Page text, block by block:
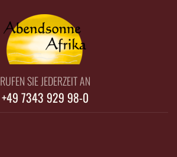
RUFEN SIE JEDERZEIT AN
+49 7343 929 98-0